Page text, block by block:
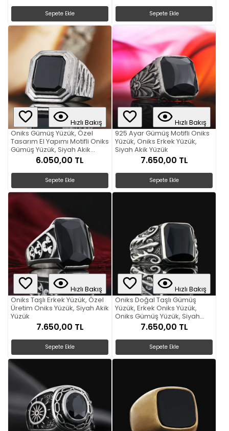
Sepete Ekle Sepete Ekle
Hızlı Bakış
Oniks Gümüş Yüzük, Özel
Tasarım El Yapımı Motifli Oniks
Gümüş Yüzük, Siyah Akik
6.050,00 TL
Sepete Ekle
Hızlı Bakış
925 Ayar Gümüş Motifli Oniks
Yüzük, Oniks Erkek Yüzük,
Siyah Akik Yüzük
7.650,00 TL
Sepete Ekle
Hızlı Bakış
Oniks Taşlı Erkek Yüzük, Özel
Üretim Oniks Yüzük, Siyah Akik
Yüzük
7.650,00 TL
Sepete Ekle
Hızlı Bakış
Oniks Doğal Taşlı Gümüş
Yüzük, Erkek Oniks Yüzük,
Oniks Gümüş Yüzük, Siyah
Akik Yüzük7.650,00 TL
Sepete Ekle